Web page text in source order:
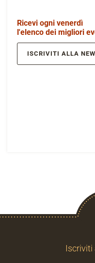
Ricevi ogni venerdì
l'elenco dei migliori
ISCRIVITI ALLA
Iscriviti